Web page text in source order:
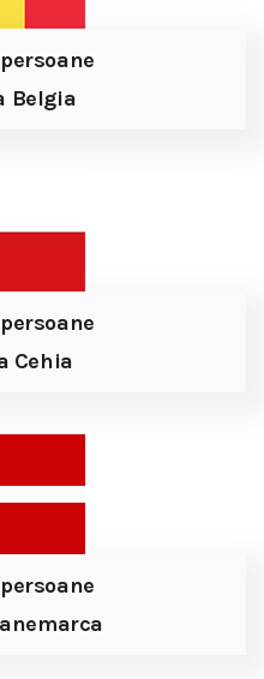
Belgia
Cehia